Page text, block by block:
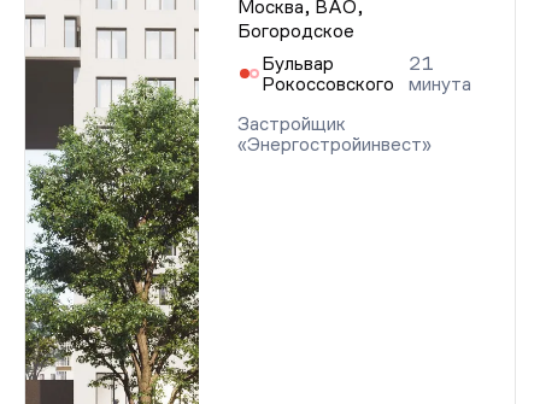
Москва, ВАО,
Богородское
Бульвар
Рокоссовского
21
минута
Застройщик
«Энергостройинвест»